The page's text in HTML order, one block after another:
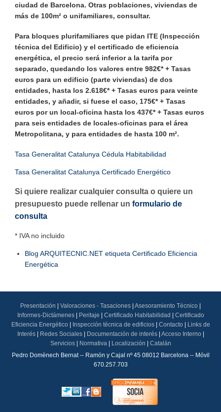
ciudad de Barcelona. Otras poblaciones, viviendas de
más de 100m² o unifamiliares, consultar.
Para bloques plurifamiliares que pidan ITE (Inspección
técnica del Edificio) y el certificado de eficiencia
energética, el precio será inferior a la tarifa por
separado, quedando los valores entre 982€* + Tasas
euros para un edificio (parte viviendas) de dos
entidades, hasta los 2.618€* + Tasas euros para veinte
entidades, y añadir, si fuese el caso, 175€* + Tasas
euros por un local-oficina hasta los 437€* + Tasas euros
para seis entidades de locales-oficinas para el área
Metropolitana, y para entidades de hasta 100 m².
Tasa Generalitat Catalunya Cédula Habitabilidad
Tasa Generalitat Catalunya Certificado Energético
Si quiere realizar cualquier consulta o quiere un
presupuesto puede rellenar un formulario de
consulta
* IVA no incluido
Blog ARQUITECNIC.NET etiqueta Certificado Eficiencia
Energética
Presentación | Valoraciones - Tasaciones | Asesoramiento Técnico |
Informes-Dictámenes| Peritaje | Certificado Habitabilidad | Certificado
Eficiencia Energético| Inspección técnica de edificios| Contacto| Links de
Interés| Redes Sociales| Documentación de interés| Acceso Interno|
Servicios| Normativa | Localización | Catalán
Pedro Domènech Bernat -- Ramón y Cajal nº 45 08012 Barcelona -- Móvil
670.257.703